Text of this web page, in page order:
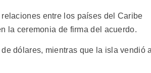
entre los países del Caribe
la ceremonia de firma del acuerdo.
dólares, mientras que la isla vendió